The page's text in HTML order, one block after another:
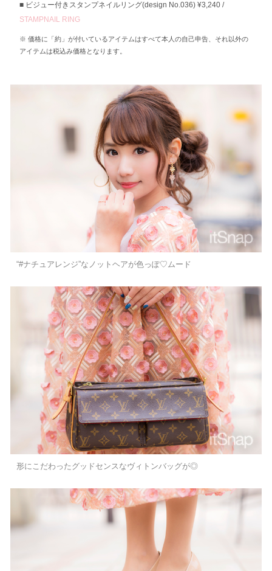
ビジュー付きスタンプネイルリング(design No.036) ¥3,240 /
STAMPNAIL RING
価格に「約」が付いているアイテムはすべて本人の自己申告、それ以外の
アイテムは税込み価格となります。
“#ナチュアレンジ”なノットヘアが色っぽ♡ムード
形にこだわったグッドセンスなヴィトンバッグが◎